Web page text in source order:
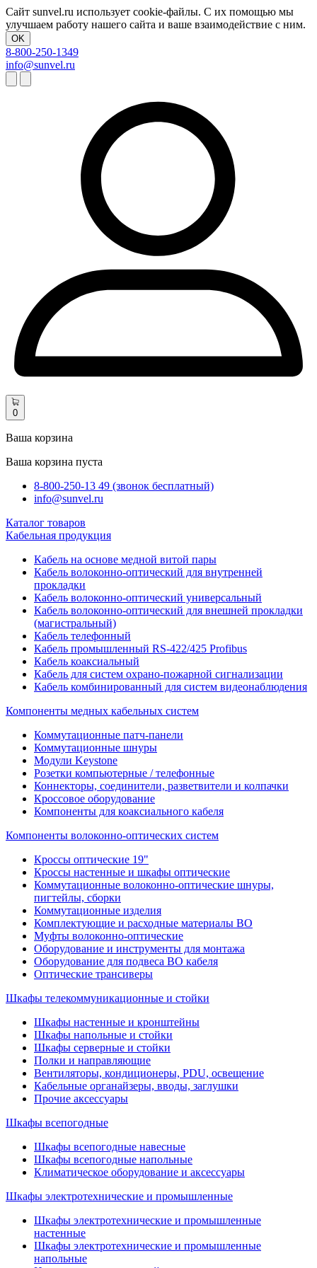
Сайт sunvel.ru использует cookie-файлы. С их помощью мы
улучшаем работу нашего сайта и ваше взаимодействие с ним.
OK
8-800-250-1349
info@sunvel.ru
0
Ваша корзина
Ваша корзина пуста
8-800-250-13 49 (звонок бесплатный)
info@sunvel.ru
Каталог товаров
Кабельная продукция
Кабель на основе медной витой пары
Кабель волоконно-оптический для внутренней
прокладки
Кабель волоконно-оптический универсальный
Кабель волоконно-оптический для внешней прокладки
(магистральный)
Кабель телефонный
Кабель промышленный RS-422/425 Profibus
Кабель коаксиальный
Кабель для систем охрано-пожарной сигнализации
Кабель комбинированный для систем видеонаблюдения
Компоненты медных кабельных систем
Коммутационные патч-панели
Коммутационные шнуры
Модули Keystone
Розетки компьютерные / телефонные
Коннекторы, соединители, разветвители и колпачки
Кроссовое оборудование
Компоненты для коаксиального кабеля
Компоненты волоконно-оптических систем
Кроссы оптические 19"
Кроссы настенные и шкафы оптические
Коммутационные волоконно-оптические шнуры,
пигтейлы, сборки
Коммутационные изделия
Комплектующие и расходные материалы ВО
Муфты волоконно-оптические
Оборудование и инструменты для монтажа
Оборудование для подвеса ВО кабеля
Оптические трансиверы
Шкафы телекоммуникационные и стойки
Шкафы настенные и кронштейны
Шкафы напольные и стойки
Шкафы серверные и стойки
Полки и направляющие
Вентиляторы, кондиционеры, PDU, освещение
Кабельные органайзеры, вводы, заглушки
Прочие аксеcсуары
Шкафы всепогодные
Шкафы всепогодные навесные
Шкафы всепогодные напольные
Климатическое оборудование и аксессуары
Шкафы электротехнические и промышленные
Шкафы электротехнические и промышленные
настенные
Шкафы электротехнические и промышленные
напольные